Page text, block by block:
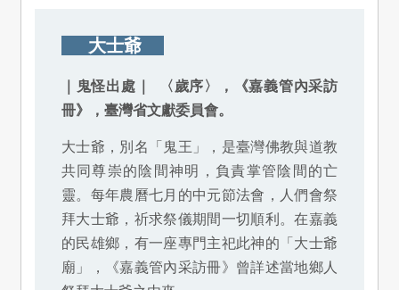
大士爺
｜鬼怪出處｜ 〈歲序〉，《嘉義管內采訪
冊》，臺灣省文獻委員會。
大士爺，別名「鬼王」，是臺灣佛教與道教
共同尊崇的陰間神明，負責掌管陰間的亡
靈。每年農曆七月的中元節法會，人們會祭
拜大士爺，祈求祭儀期間一切順利。在嘉義
的民雄鄉，有一座專門主祀此神的「大士爺
廟」，《嘉義管內采訪冊》曾詳述當地鄉人